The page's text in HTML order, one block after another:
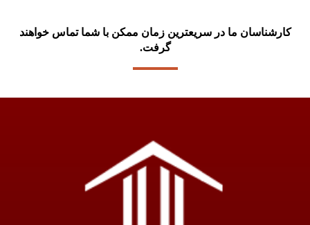
کارشناسان ما در سریعترین زمان ممکن با شما تماس خواهند
گرفت.